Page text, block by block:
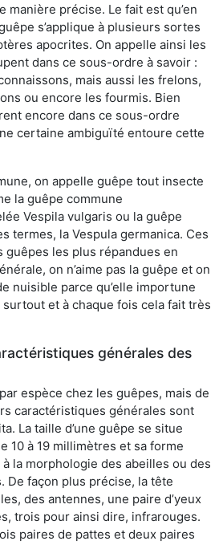
manière précise. Le fait est qu’en
s’applique à plusieurs sortes
apocrites. On appelle ainsi les
dans ce sous-ordre à savoir :
mais aussi les frelons,
ou encore les fourmis. Bien
encore dans ce sous-ordre
certaine ambiguïté entoure cette
on appelle guêpe tout insecte
la guêpe commune
Vespila vulgaris ou la guêpe
termes, la Vespula germanica. Ces
guêpes les plus répandues en
on n’aime pas la guêpe et on
nuisible parce qu’elle importune
et à chaque fois cela fait très
générales des
espèce chez les guêpes, mais de
caractéristiques générales sont
La taille d’une guêpe se situe
10 à 19 millimètres et sa forme
la morphologie des abeilles ou des
De façon plus précise, la tête
des antennes, une paire d’yeux
trois pour ainsi dire, infrarouges.
paires de pattes et deux paires